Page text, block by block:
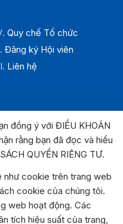
Quy chế Tổ chức
Đăng ký Hội viên
Liên hệ
tỉnh Đắk Lắk: Số 33
tỉnh Đắk Lắk
đồng ý với ĐIỀU KHOẢN
rằng bạn đã đọc và hiểu
QUYỀN RIÊNG TƯ.
cookie trên trang web
cookie của chúng tôi.
web hoạt động. Các
tích hiệu suất của trang,